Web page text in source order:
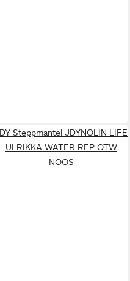
Steppmantel JDYNOLIN LIFE
ULRIKKA WATER REP OTW
NOOS